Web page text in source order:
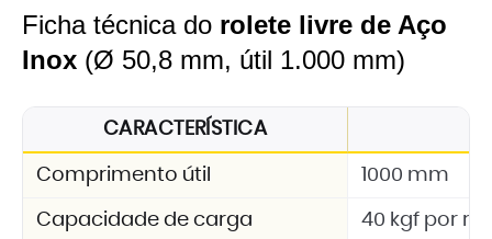
Ficha técnica do rolete livre de Aço
Inox (Ø 50,8 mm, útil 1.000 mm)
CARACTERÍSTICA
Comprimento útil 1000 mm
Capacidade de carga 40 kgf por